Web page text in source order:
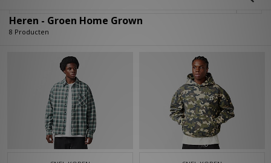
Heren - Groen Home Grown
8 Producten